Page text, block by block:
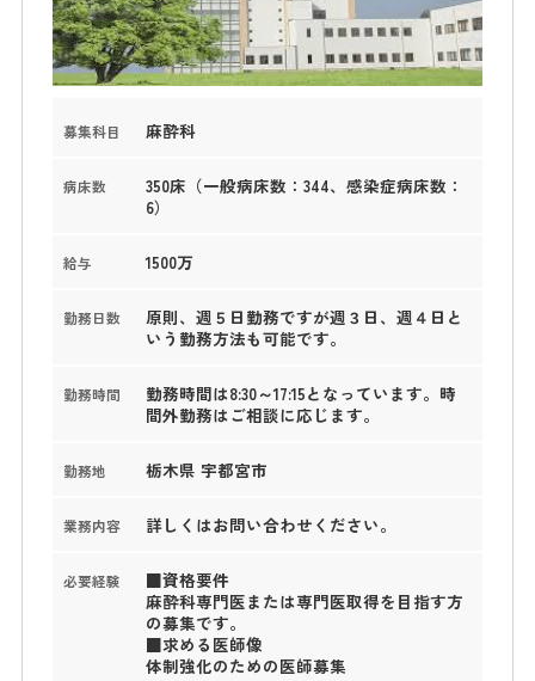
募集科目 麻酔科
病床数
350床（一般病床数：344、感染症病床数：
6）
給与 1500万
勤務日数
原則、週５日勤務ですが週３日、週４日と
いう勤務方法も可能です。
勤務時間
勤務時間は8:30～17:15となっています。時
間外勤務はご相談に応じます。
勤務地 栃木県 宇都宮市
業務内容 詳しくはお問い合わせください。
必要経験
■資格要件
麻酔科専門医または専門医取得を目指す方
の募集です。
■求める医師像
体制強化のための医師募集